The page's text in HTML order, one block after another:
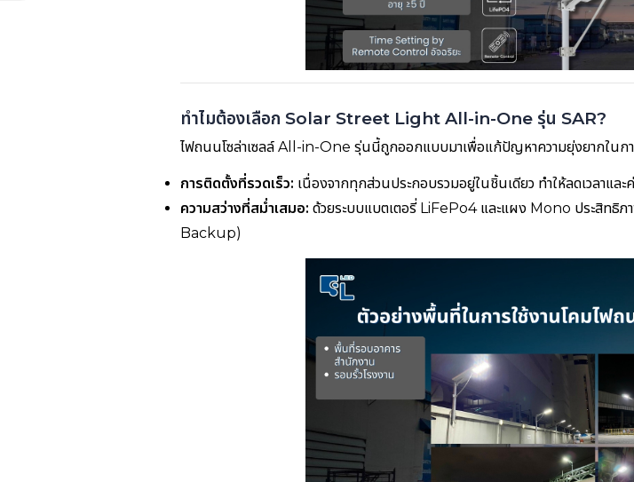
ทำไมต้องเลือก Solar Street Light All-in-One รุ่น SAR?
ไฟถนนโซล่าเซลล์ All-in-One รุ่นนี้ถูกออกแบบมาเพื่อแก้ปัญหาความยุ่งยากในกา
การติดตั้งที่รวดเร็ว: เนื่องจากทุกส่วนประกอบรวมอยู่ในชิ้นเดียว ทำให้ลดเวลาและ
ความสว่างที่สม่ำเสมอ: ด้วยระบบแบตเตอรี่ LiFePo4 และแผง Mono ประสิทธิ
Backup)